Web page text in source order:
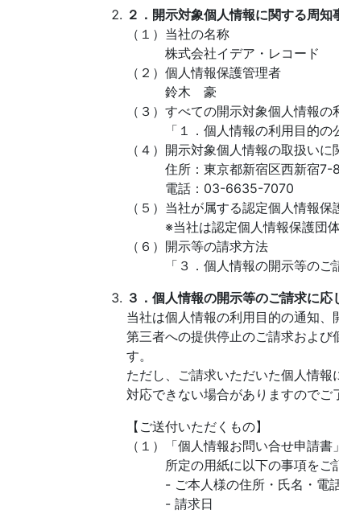
２．開示対象個人情報に関する周知
（１）当社の名称
株式会社イデア・レコード
（２）個人情報保護管理者
鈴木 豪
（３）すべての開示対象個人情報の
「１．個人情報の利用目的の公
（４）開示対象個人情報の取扱い
住所：東京都新宿区西新宿7-8-
電話：03-6635-7070
（５）当社が属する認定個人情報
※当社は認定個人情報保護団体
（６）開示等の請求方法
「３．個人情報の開示等のご請
３．個人情報の開示等のご請求に応
当社は個人情報の利用目的の通知
第三者への提供停止のご請求およ
す。
ただし、ご請求いただいた個人情
対応できない場合がありますのでご
【ご送付いただくもの】
（１）「個人情報お問い合せ申請書」
所定の用紙に以下の事項をご記
- ご本人様の住所・氏名・電話
- 請求日